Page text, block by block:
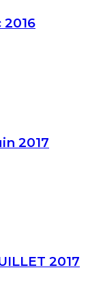
2016
2017
2017